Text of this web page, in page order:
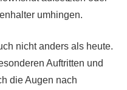
umhingen.
nicht anders als heute.
Auftritten und
die Augen nach